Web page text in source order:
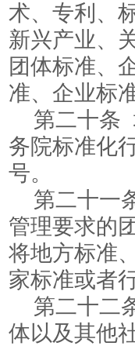
术、专利、
新兴产业、
团体标准、
准、企业标
第二十条
务院标准化
号。
第二十一
管理要求的
将地方标准
家标准或者
第二十二
体以及其他